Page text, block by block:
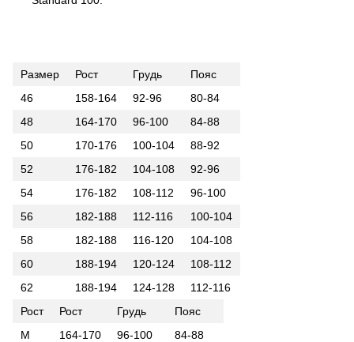
Размер Рост Грудь
Пояс
46
158-164 92-96
80-84
48
164-170 96-100
84-88
50
170-176 100-104
88-92
52
176-182 104-108
92-96
54
176-182 108-112
96-100
56
182-188 112-116
100-104
58
182-188 116-120
104-108
60
188-194 120-124
108-112
62
188-194 124-128
112-116
Рост
Рост Грудь
Пояс
M
164-170 96-100
84-88